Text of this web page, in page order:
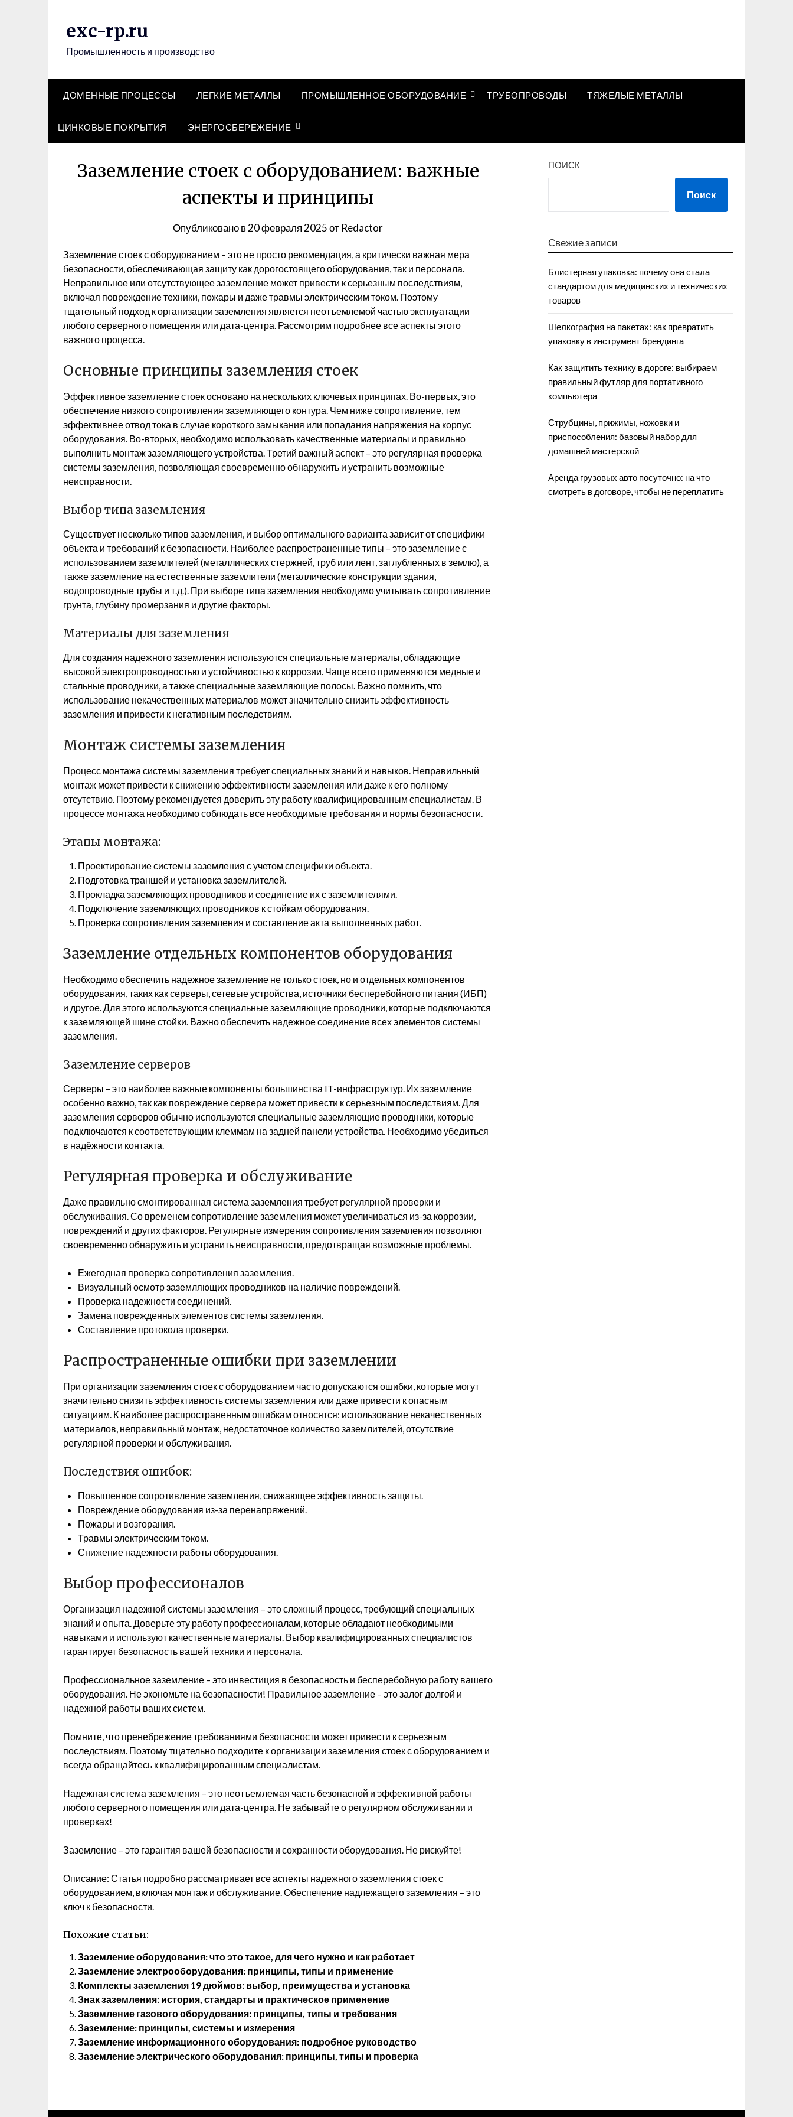
exc-rp.ru
Промышленность и производство
ДОМЕННЫЕ ПРОЦЕССЫ ЛЕГКИЕ МЕТАЛЛЫ ПРОМЫШЛЕННОЕ ОБОРУДОВАНИЕ ТРУБОПРОВОДЫ ТЯЖЕЛЫЕ МЕТАЛЛЫ
ЦИНКОВЫЕ ПОКРЫТИЯ ЭНЕРГОСБЕРЕЖЕНИЕ
Заземление стоек с оборудованием: важные
аспекты и принципы
Опубликовано в20 февраля 2025от Redactor
Заземление стоек с оборудованием – это не просто рекомендация, а критически важная мера
безопасности, обеспечивающая защиту как дорогостоящего оборудования, так и персонала.
Неправильное или отсутствующее заземление может привести к серьезным последствиям,
включая повреждение техники, пожары и даже травмы электрическим током. Поэтому
тщательный подход к организации заземления является неотъемлемой частью эксплуатации
любого серверного помещения или дата-центра. Рассмотрим подробнее все аспекты этого
важного процесса.
Основные принципы заземления стоек
Эффективное заземление стоек основано на нескольких ключевых принципах. Во-первых, это
обеспечение низкого сопротивления заземляющего контура. Чем ниже сопротивление, тем
эффективнее отвод тока в случае короткого замыкания или попадания напряжения на корпус
оборудования. Во-вторых, необходимо использовать качественные материалы и правильно
выполнить монтаж заземляющего устройства. Третий важный аспект – это регулярная проверка
системы заземления, позволяющая своевременно обнаружить и устранить возможные
неисправности.
Выбор типа заземления
Существует несколько типов заземления, и выбор оптимального варианта зависит от специфики
объекта и требований к безопасности. Наиболее распространенные типы – это заземление с
использованием заземлителей (металлических стержней, труб или лент, заглубленных в землю), а
также заземление на естественные заземлители (металлические конструкции здания,
водопроводные трубы и т.д.). При выборе типа заземления необходимо учитывать сопротивление
грунта, глубину промерзания и другие факторы.
Материалы для заземления
Для создания надежного заземления используются специальные материалы, обладающие
высокой электропроводностью и устойчивостью к коррозии. Чаще всего применяются медные и
стальные проводники, а также специальные заземляющие полосы. Важно помнить, что
использование некачественных материалов может значительно снизить эффективность
заземления и привести к негативным последствиям.
Монтаж системы заземления
Процесс монтажа системы заземления требует специальных знаний и навыков. Неправильный
монтаж может привести к снижению эффективности заземления или даже к его полному
отсутствию. Поэтому рекомендуется доверить эту работу квалифицированным специалистам. В
процессе монтажа необходимо соблюдать все необходимые требования и нормы безопасности.
Этапы монтажа:
Проектирование системы заземления с учетом специфики объекта.
Подготовка траншей и установка заземлителей.
Прокладка заземляющих проводников и соединение их с заземлителями.
Подключение заземляющих проводников к стойкам оборудования.
Проверка сопротивления заземления и составление акта выполненных работ.
Заземление отдельных компонентов оборудования
Необходимо обеспечить надежное заземление не только стоек, но и отдельных компонентов
оборудования, таких как серверы, сетевые устройства, источники бесперебойного питания (ИБП)
и другое. Для этого используются специальные заземляющие проводники, которые подключаются
к заземляющей шине стойки. Важно обеспечить надежное соединение всех элементов системы
заземления.
Заземление серверов
Серверы – это наиболее важные компоненты большинства IT-инфраструктур. Их заземление
особенно важно, так как повреждение сервера может привести к серьезным последствиям. Для
заземления серверов обычно используются специальные заземляющие проводники, которые
подключаются к соответствующим клеммам на задней панели устройства. Необходимо убедиться
в надёжности контакта.
Регулярная проверка и обслуживание
Даже правильно смонтированная система заземления требует регулярной проверки и
обслуживания. Со временем сопротивление заземления может увеличиваться из-за коррозии,
повреждений и других факторов. Регулярные измерения сопротивления заземления позволяют
своевременно обнаружить и устранить неисправности, предотвращая возможные проблемы.
Ежегодная проверка сопротивления заземления.
Визуальный осмотр заземляющих проводников на наличие повреждений.
Проверка надежности соединений.
Замена поврежденных элементов системы заземления.
Составление протокола проверки.
Распространенные ошибки при заземлении
При организации заземления стоек с оборудованием часто допускаются ошибки, которые могут
значительно снизить эффективность системы заземления или даже привести к опасным
ситуациям. К наиболее распространенным ошибкам относятся: использование некачественных
материалов, неправильный монтаж, недостаточное количество заземлителей, отсутствие
регулярной проверки и обслуживания.
Последствия ошибок:
Повышенное сопротивление заземления, снижающее эффективность защиты.
Повреждение оборудования из-за перенапряжений.
Пожары и возгорания.
Травмы электрическим током.
Снижение надежности работы оборудования.
Выбор профессионалов
Организация надежной системы заземления – это сложный процесс, требующий специальных
знаний и опыта. Доверьте эту работу профессионалам, которые обладают необходимыми
навыками и используют качественные материалы. Выбор квалифицированных специалистов
гарантирует безопасность вашей техники и персонала.
Профессиональное заземление – это инвестиция в безопасность и бесперебойную работу вашего
оборудования. Не экономьте на безопасности! Правильное заземление – это залог долгой и
надежной работы ваших систем.
Помните, что пренебрежение требованиями безопасности может привести к серьезным
последствиям. Поэтому тщательно подходите к организации заземления стоек с оборудованием и
всегда обращайтесь к квалифицированным специалистам.
Надежная система заземления – это неотъемлемая часть безопасной и эффективной работы
любого серверного помещения или дата-центра. Не забывайте о регулярном обслуживании и
проверках!
Заземление – это гарантия вашей безопасности и сохранности оборудования. Не рискуйте!
Описание: Статья подробно рассматривает все аспекты надежного заземления стоек с
оборудованием, включая монтаж и обслуживание. Обеспечение надлежащего заземления – это
ключ к безопасности.
Похожие статьи:
Заземление оборудования: что это такое, для чего нужно и как работает
Заземление электрооборудования: принципы, типы и применение
Комплекты заземления 19 дюймов: выбор, преимущества и установка
Знак заземления: история, стандарты и практическое применение
Заземление газового оборудования: принципы, типы и требования
Заземление: принципы, системы и измерения
Заземление информационного оборудования: подробное руководство
Заземление электрического оборудования: принципы, типы и проверка
ПОИСК
Поиск
Свежие записи
Блистерная упаковка: почему она стала
стандартом для медицинских и технических
товаров
Шелкография на пакетах: как превратить
упаковку в инструмент брендинга
Как защитить технику в дороге: выбираем
правильный футляр для портативного
компьютера
Струбцины, прижимы, ножовки и
приспособления: базовый набор для
домашней мастерской
Аренда грузовых авто посуточно: на что
смотреть в договоре, чтобы не переплатить